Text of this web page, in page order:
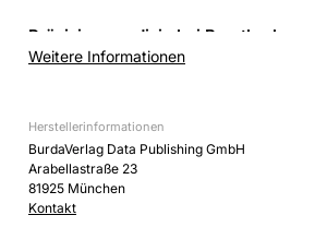
Präzisionsmedizin bei Brustkrebs:
Experten behandeln Patientinnen
Wie der Einsatz von Künstlicher
Zugang zu innovativen Therapien:
Das sollten Studien-Teilnehmer
Weitere Informationen
Herstellerinformationen
BurdaVerlag Data Publishing GmbH
Arabellastraße 23
81925 München
Kontakt